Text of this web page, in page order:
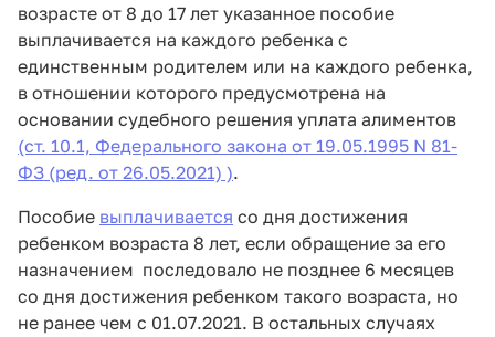
возрасте от 8 до 17 лет указанное пособие
выплачивается на каждого ребенка с
единственным родителем или на каждого ребенка,
в отношении которого предусмотрена на
основании судебного решения уплата алиментов
(ст. 10.1, Федерального закона от 19.05.1995 N 81-
ФЗ (ред. от 26.05.2021) ).
Пособие выплачивается со дня достижения
ребенком возраста 8 лет, если обращение за его
назначением последовало не позднее 6 месяцев
со дня достижения ребенком такого возраста, но
не ранее чем с 01.07.2021. В остальных случаях